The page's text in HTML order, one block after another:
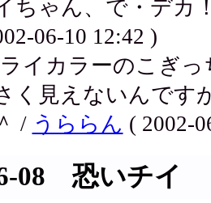
ちゃん、で・デカ
06-10 12:42 )
イカラーのこぎ
く見えないんです
/ うららん ( 2002-
08 恐いチイ